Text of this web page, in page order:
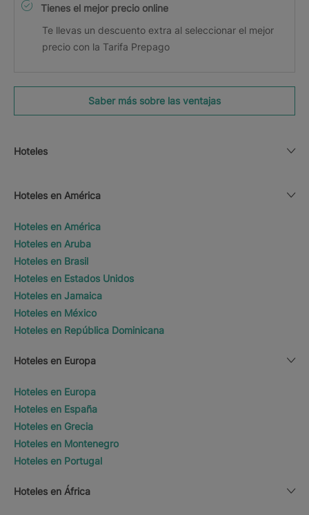
Tienes el mejor precio online
Te llevas un descuento extra al seleccionar el mejor
precio con la Tarifa Prepago
Saber más sobre las ventajas
Hoteles
Hoteles en América
Hoteles en América
Hoteles en Aruba
Hoteles en Brasil
Hoteles en Estados Unidos
Hoteles en Jamaica
Hoteles en México
Hoteles en República Dominicana
Hoteles en Europa
Hoteles en Europa
Hoteles en España
Hoteles en Grecia
Hoteles en Montenegro
Hoteles en Portugal
Hoteles en África